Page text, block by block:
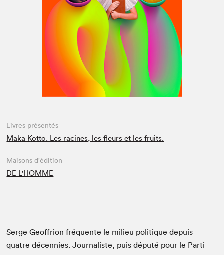
Espace médias
Livres présentés
Maka Kotto. Les racines, les fleurs et les fruits.
Maisons d'édition
DE L'HOMME
Serge Geoffrion fréquente le milieu politique depuis
quatre décennies. Journaliste, puis député pour le Parti